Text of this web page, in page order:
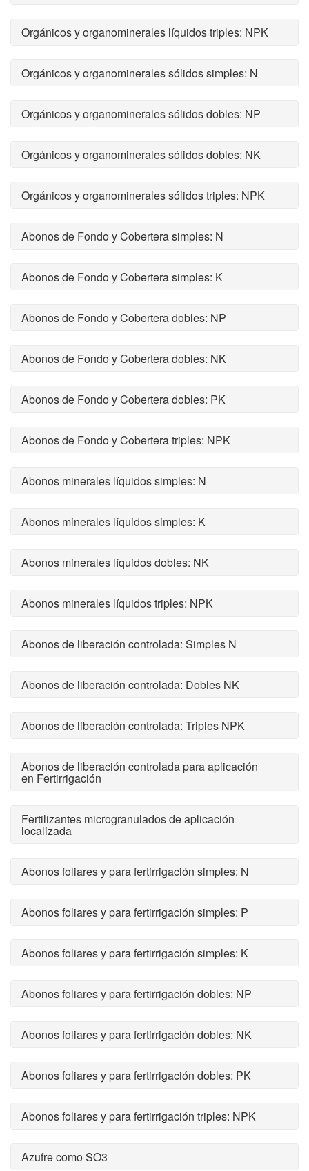
Orgánicos y organominerales líquidos triples: NPK
Orgánicos y organominerales sólidos simples: N
Orgánicos y organominerales sólidos dobles: NP
Orgánicos y organominerales sólidos dobles: NK
Orgánicos y organominerales sólidos triples: NPK
Abonos de Fondo y Cobertera simples: N
Abonos de Fondo y Cobertera simples: K
Abonos de Fondo y Cobertera dobles: NP
Abonos de Fondo y Cobertera dobles: NK
Abonos de Fondo y Cobertera dobles: PK
Abonos de Fondo y Cobertera triples: NPK
Abonos minerales líquidos simples: N
Abonos minerales líquidos simples: K
Abonos minerales líquidos dobles: NK
Abonos minerales líquidos triples: NPK
Abonos de liberación controlada: Simples N
Abonos de liberación controlada: Dobles NK
Abonos de liberación controlada: Triples NPK
Abonos de liberación controlada para aplicación
en Fertirrigación
Fertilizantes microgranulados de aplicación
localizada
Abonos foliares y para fertirrigación simples: N
Abonos foliares y para fertirrigación simples: P
Abonos foliares y para fertirrigación simples: K
Abonos foliares y para fertirrigación dobles: NP
Abonos foliares y para fertirrigación dobles: NK
Abonos foliares y para fertirrigación dobles: PK
Abonos foliares y para fertirrigación triples: NPK
Azufre como SO3